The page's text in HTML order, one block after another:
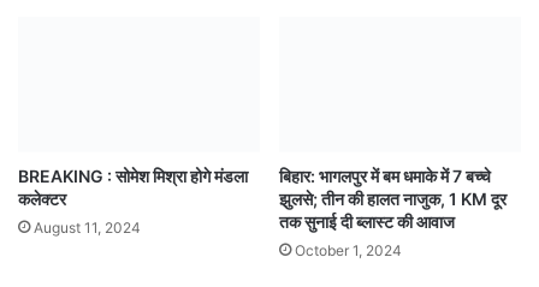
BREAKING : सोमेश मिश्रा होगे मंडला
कलेक्टर
August 11, 2024
बिहार: भागलपुर में बम धमाके में 7 बच्चे
झुलसे; तीन की हालत नाजुक, 1 KM दूर
तक सुनाई दी ब्लास्ट की आवाज
October 1, 2024